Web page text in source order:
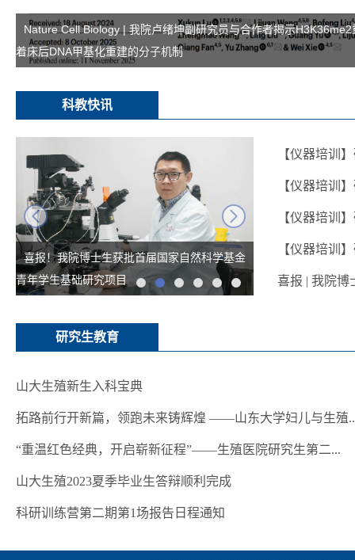
Nature Cell Biology | 我院卢绪坤副研究员与合作者揭示
着床后DNA甲基化重建的分子机制
科教快讯
next
喜报！我院博士生获批首届国家自然科学基金
青年学生基础研究项目
【仪器培训
【仪器培训
【仪器培训
【仪器培训
喜报 | 我院
研究生教育
山大生殖新生入科宝典
拓路前行开新篇，领跑未来铸辉煌 ——山东大学妇儿与生殖
“重温红色经典，开启崭新征程”——生殖医院研究生第二...
山大生殖2023夏季毕业生答辩顺利完成
科研训练营第二期第1场报告日程通知